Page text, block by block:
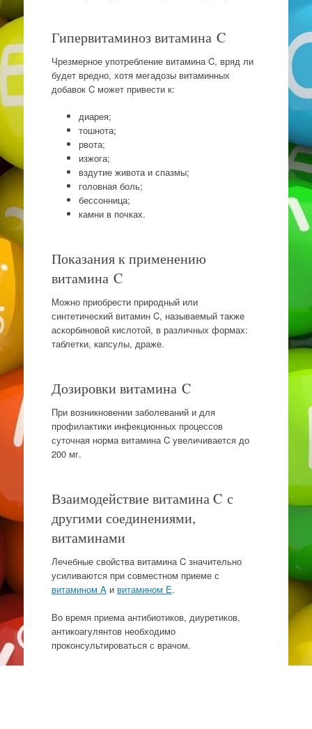
Гипервитаминоз витамина C
Чрезмерное употребление витамина C, вряд ли
будет вредно, хотя мегадозы витаминных
добавок C может привести к:
диарея;
тошнота;
рвота;
изжога;
вздутие живота и спазмы;
головная боль;
бессонница;
камни в почках.
Показания к применению
витамина C
Можно приобрести природный или
синтетический витамин C, называемый также
аскорбиновой кислотой, в различных формах:
таблетки, капсулы, драже.
Дозировки витамина C
При возникновении заболеваний и для
профилактики инфекционных процессов
суточная норма витамина C увеличивается до
200 мг.
Взаимодействие витамина C с
другими соединениями,
витаминами
Лечебные свойства витамина C значительно
усиливаются при совместном приеме с
витамином Aи витамином E.
Во время приема антибиотиков, диуретиков,
антикоагулянтов необходимо
проконсультироваться с врачом.